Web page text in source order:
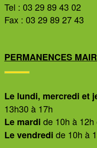
Tel : 03 29 89 43 02
Fax : 03 29 89 27 43
PERMANENCES
Le lundi, mercredi et
13h30 à 17h
Le mardi de 10h à
Le vendredi de 10h à